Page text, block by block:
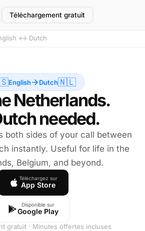
Téléchargement gratuit
↔ Dutch
English Dutch🇳🇱
Netherlands.
needed.
both sides of your call between
instantly. Useful for life in the
Belgium, and beyond.
Téléchargez sur
App Store
Disponible sur
Google Play
gratuit · Minutes offertes incluses